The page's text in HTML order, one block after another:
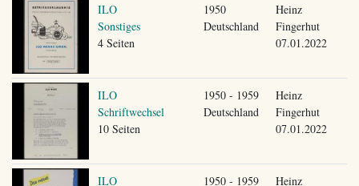
ILO
Sonstiges
4 Seiten
1950
Deutschland
Heinz
Fingerhut
07.01.2022
ILO
Schriftwechsel
10 Seiten
1950 - 1959
Deutschland
Heinz
Fingerhut
07.01.2022
ILO
1950 - 1959
Heinz